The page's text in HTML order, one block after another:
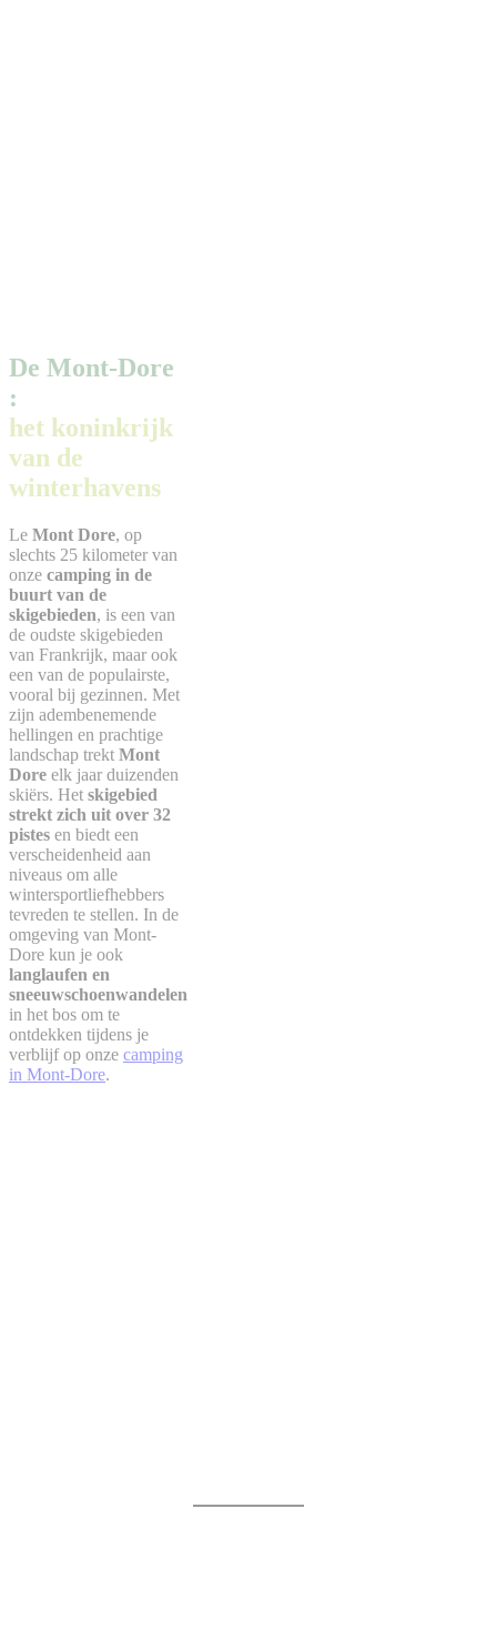
De Mont-Dore
:
het koninkrijk
van de
winterhavens
Le Mont Dore, op
slechts 25 kilometer van
onze camping in de
buurt van de
skigebieden, is een van
de oudste skigebieden
van Frankrijk, maar ook
een van de populairste,
vooral bij gezinnen. Met
zijn adembenemende
hellingen en prachtige
landschap trekt Mont
Dore elk jaar duizenden
skiërs. Het skigebied
strekt zich uit over 32
pistes en biedt een
verscheidenheid aan
niveaus om alle
wintersportliefhebbers
tevreden te stellen. In de
omgeving van Mont-
Dore kun je ook
langlaufen en
sneeuwschoenwandelen
in het bos om te
ontdekken tijdens je
verblijf op onze camping
in Mont-Dore.